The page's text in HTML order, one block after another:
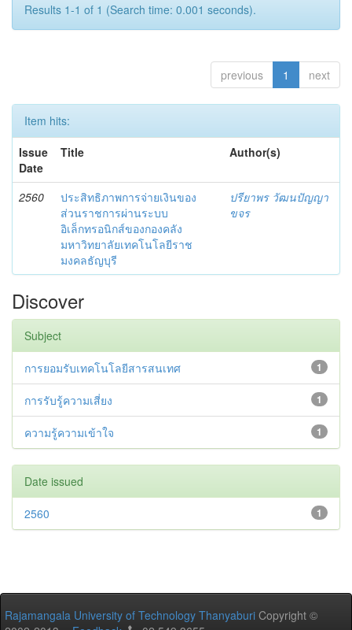
Results 1-1 of 1 (Search time: 0.001 seconds).
previous 1 next
Item hits:
Issue
Date
Title Author(s)
2560
ประสิทธิภาพการจ่ายเงินของ
ส่วนราชการผ่านระบบ
อิเล็กทรอนิกส์ของกองคลัง
มหาวิทยาลัยเทคโนโลยีราช
มงคลธัญบุรี
ปรียาพร วัฒนปัญญา
ขจร
Discover
Subject
1
การยอมรับเทคโนโลยีสารสนเทศ
1
การรับรู้ความเสี่ยง
1
ความรู้ความเข้าใจ
Date issued
1
2560
Rajamangala University of Technology Thanyaburi Copyright ©